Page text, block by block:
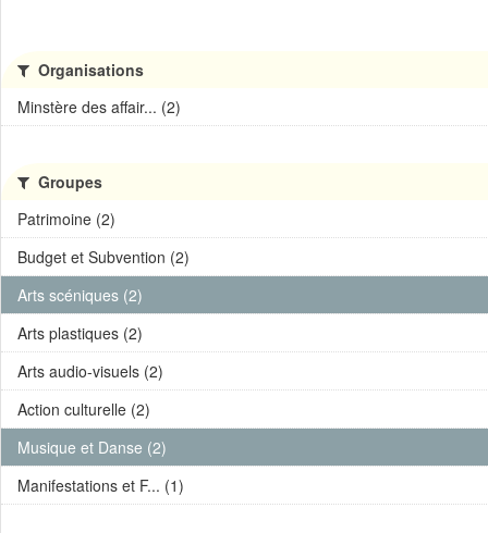
Organisations
Minstère des affair... (2)
Groupes
Patrimoine (2)
Budget et Subvention (2)
Arts scéniques (2)
Arts plastiques (2)
Arts audio-visuels (2)
Action culturelle (2)
Musique et Danse (2)
Manifestations et F... (1)